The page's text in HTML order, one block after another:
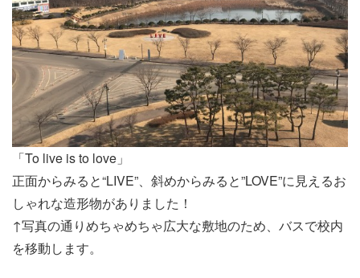
「To live is to love」
正面からみると“LIVE”、斜めからみると”LOVE”に見えるお
しゃれな造形物がありました！
↑写真の通りめちゃめちゃ広大な敷地のため、バスで校内
を移動します。